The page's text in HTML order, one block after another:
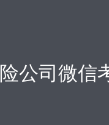
公司微信